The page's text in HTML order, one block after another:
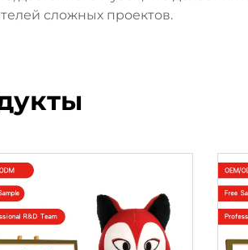
сложных проектов.